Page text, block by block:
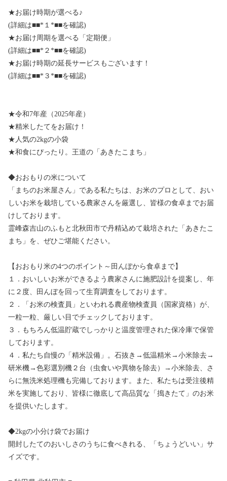
★お届け時期が選べる♪
(詳細は■■*１*■■を確認)
★お届け周期を選べる「定期便」
(詳細は■■*２*■■を確認)
★お届け時期の延長サービスもございます！
(詳細は■■*３*■■を確認)
★令和7年産（2025年産）
★精米したてをお届け！
★人気の2kgの小袋
★和食にぴったり。王道の「あきたこまち」
◆おおもりの米について
「まちのお米屋さん」である私たちは、お米のプロとして、おい
しいお米を栽培している農家さんを厳選し、皆様の食卓までお届
けしております。
霊峰森吉山のふもと北秋田市で丹精込めて栽培された「あきたこ
まち」を、ぜひご堪能ください。
【おおもり米の4つのポイント～田んぼから食卓まで】
１．おいしいお米ができるよう農家さんに施肥設計を提案し、年
に２度、田んぼを回って生育調査をしております。
２．「お米の検査員」といわれる農産物検査員（国家資格）が、
一粒一粒、厳しい目でチェックしております。
３．もちろん低温貯蔵でしっかりと温度管理された保冷庫で保管
しております。
４．私たち自慢の「精米設備」。石抜き→低温精米→小米除去→
研米機→色彩選別機２台（虫食いや異物を除去）→小米除去、さ
らに無洗米処理機も完備しております。また、私たちは受注後精
米を実施しており、皆様に徹底して高品質な「搗きたて」のお米
を提供いたします。
◆2kgの小分け袋でお届け
開封したてのおいしさのうちに食べきれる、「ちょうどいい」サ
イズです。